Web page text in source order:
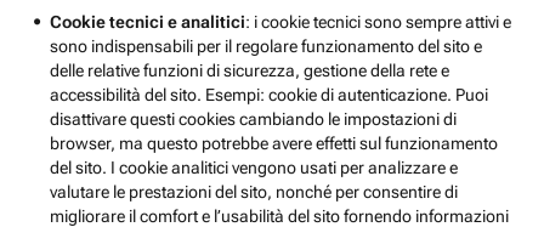
Cookie tecnici e analitici: i cookie tecnici sono sempre attivi e
sono indispensabili per il regolare funzionamento del sito e
delle relative funzioni di sicurezza, gestione della rete e
accessibilità del sito. Esempi: cookie di autenticazione. Puoi
disattivare questi cookies cambiando le impostazioni di
browser, ma questo potrebbe avere effetti sul funzionamento
del sito. I cookie analitici vengono usati per analizzare e
valutare le prestazioni del sito, nonché per consentire di
migliorare il comfort e l’usabilità del sito fornendo informazioni